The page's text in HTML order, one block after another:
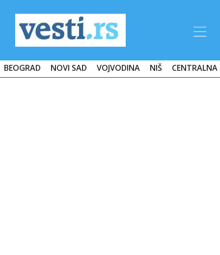
BEOGRAD NOVI SAD VOJVODINA NIŠ CENTRALNA